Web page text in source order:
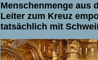
Menschenmenge aus
Leiter zum Kreuz
tatsächlich mit